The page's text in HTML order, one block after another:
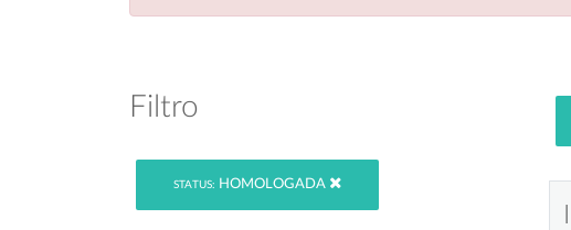
Filtro
STATUS: HOMOLOGADA